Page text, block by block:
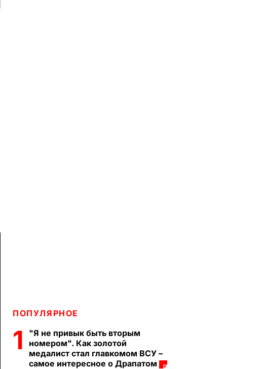
ПОПУЛЯРНОЕ
1
"Я не привык быть вторым
номером". Как золотой
медалист стал главкомом ВСУ –
самое интересное о Драпатом